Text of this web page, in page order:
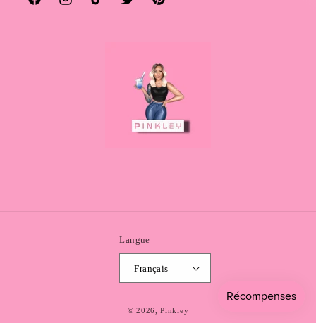
FacebookInstagramTikTok Twitter Pinterest
Langue
Français
© 2026,Pinkley